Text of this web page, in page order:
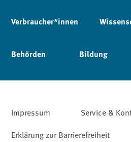
Verbraucher*innen
Behörden Bildung
Impressum Service &
Erklärung zur Barrierefreiheit